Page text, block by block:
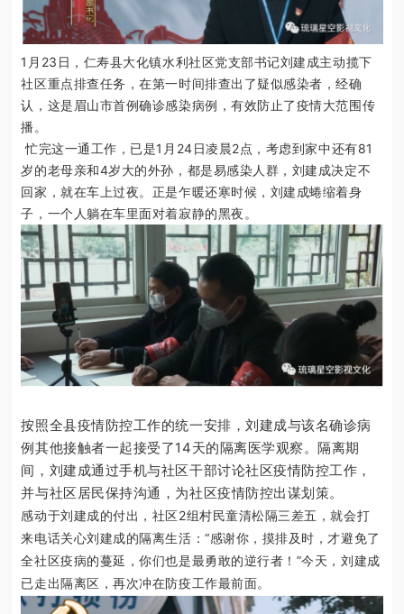
1月23日，仁寿县大化镇水利社区党支部书记刘建成主动揽下
社区重点排查任务，在第一时间排查出了疑似感染者，经确
认，这是眉山市首例确诊感染病例，有效防止了疫情大范围传
播。
忙完这一通工作，已是1月24日凌晨2点，考虑到家中还有81
岁的老母亲和4岁大的外孙，都是易感染人群，刘建成决定不
回家，就在车上过夜。正是乍暖还寒时候，刘建成蜷缩着身
子，一个人躺在车里面对着寂静的黑夜。
按照全县疫情防控工作的统一安排，刘建成与该名确诊病
例其他接触者一起接受了14天的隔离医学观察。隔离期
间，刘建成通过手机与社区干部讨论社区疫情防控工作，
并与社区居民保持沟通，为社区疫情防控出谋划策。
感动于刘建成的付出，社区2组村民童清松隔三差五，就会打
来电话关心刘建成的隔离生活：“感谢你，摸排及时，才避免了
全社区疫病的蔓延，你们也是最勇敢的逆行者！”今天，刘建成
已走出隔离区，再次冲在防疫工作最前面。